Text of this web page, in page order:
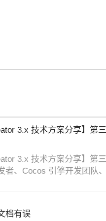
3.x 技术方案分享】第
3.x 技术方案分享】
者、Cocos 引擎开发团队
档有误